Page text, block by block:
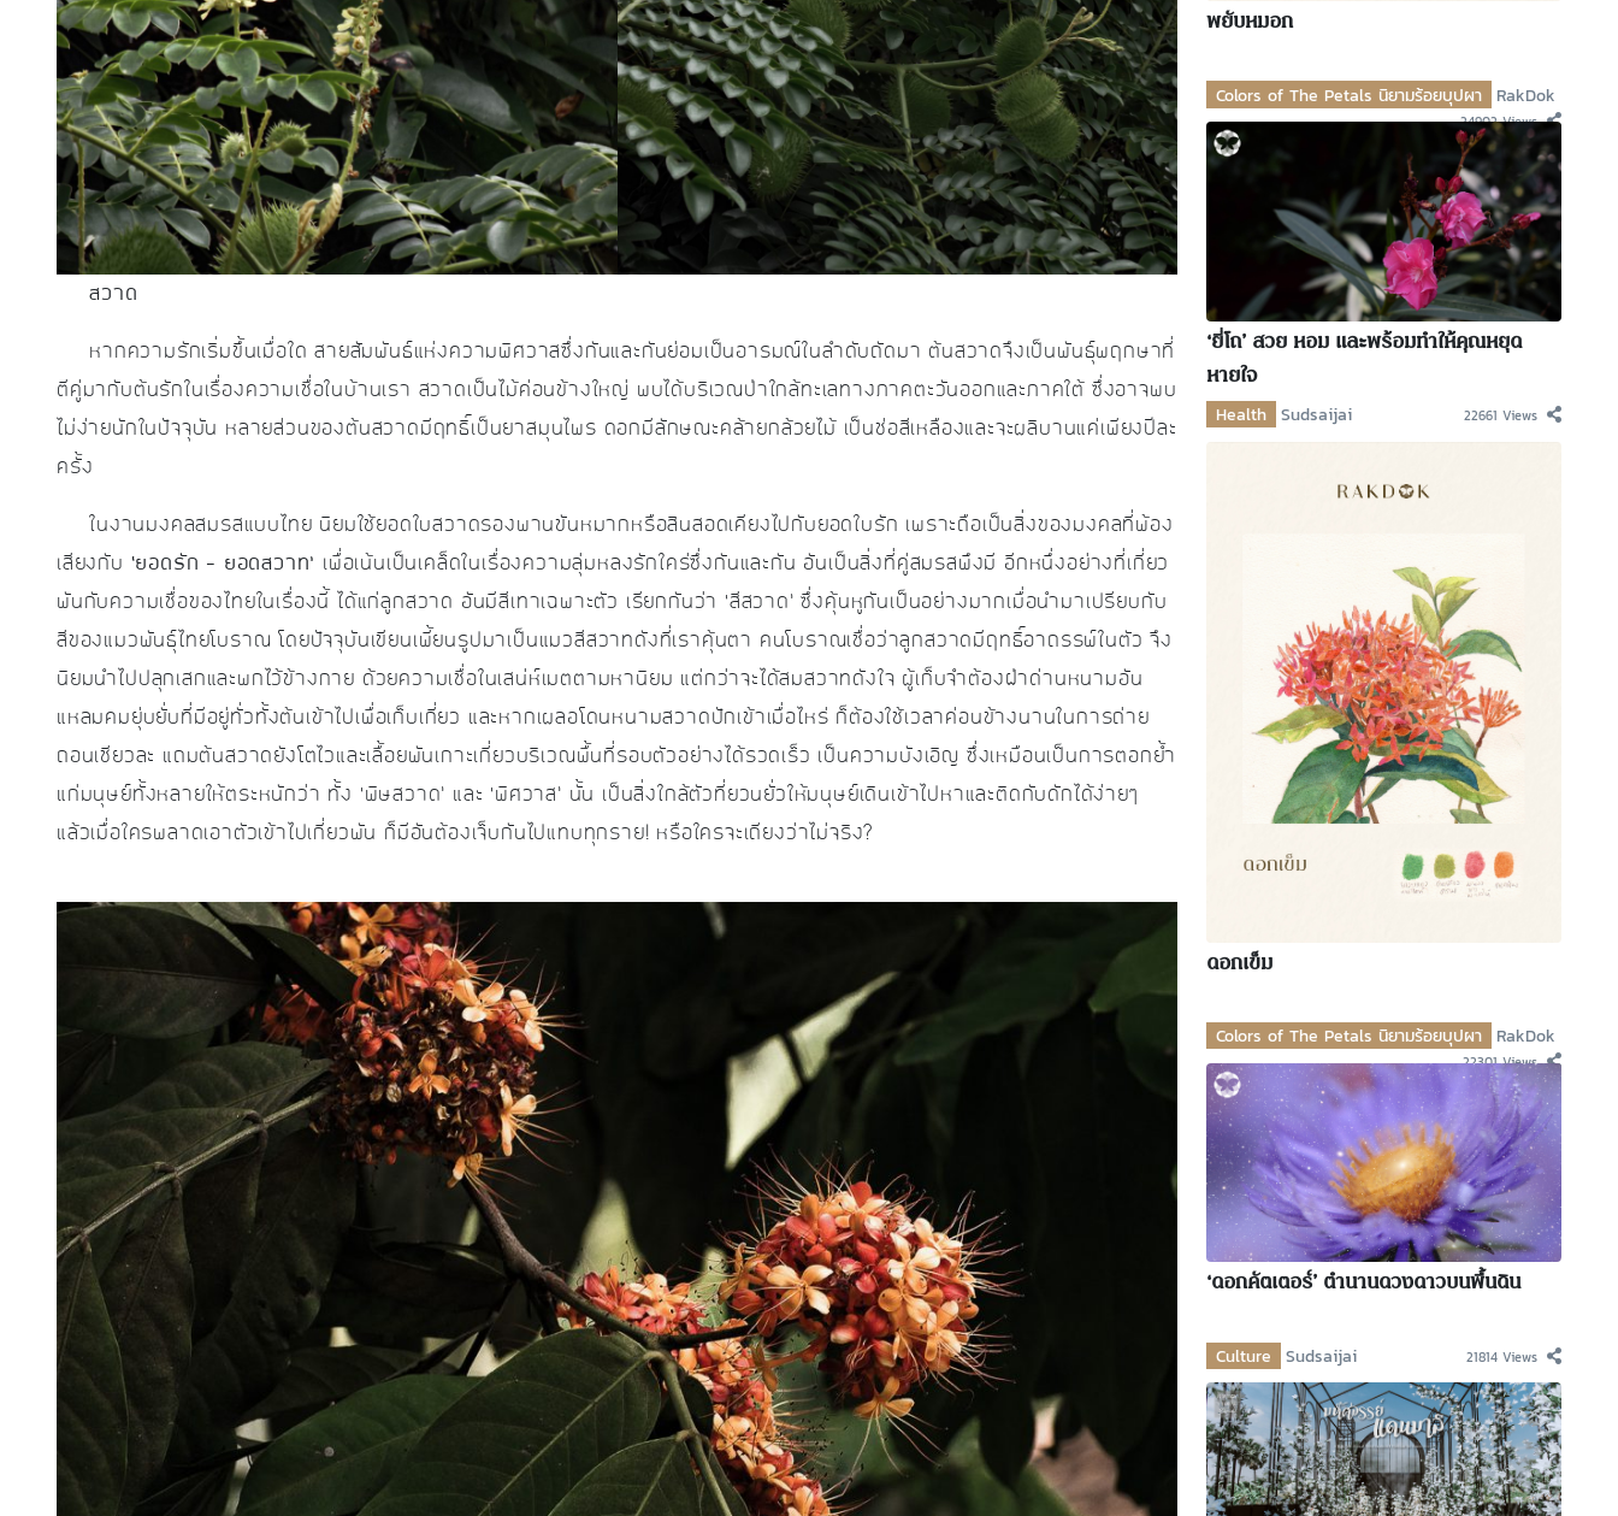
สวาด
หากความรักเริ่มขึ้นเมื่อใด สายสัมพันธ์แห่งความพิศวาสซึ่งกันและกันย่อมเป็นอารมณ์ในลำดับถัดมา ต้นสวาดจึงเป็นพันธุ์พฤกษาที่
ตีคู่มากับต้นรักในเรื่องความเชื่อในบ้านเรา สวาดเป็นไม้ค่อนข้างใหญ่ พบได้บริเวณป่าใกล้ทะเลทางภาคตะวันออกและภาคใต้ ซึ่งอาจพบ
ไม่ง่ายนักในปัจจุบัน หลายส่วนของต้นสวาดมีฤทธิ์เป็นยาสมุนไพร ดอกมีลักษณะคล้ายกล้วยไม้ เป็นช่อสีเหลืองและจะผลิบานแค่เพียงปีละ
ครั้ง
ในงานมงคลสมรสแบบไทย นิยมใช้ยอดใบสวาดรองพานขันหมากหรือสินสอดเคียงไปกับยอดใบรัก เพราะถือเป็นสิ่งของมงคลที่พ้อง
เสียงกับ ‘ยอดรัก – ยอดสวาท’ เพื่อเน้นเป็นเคล็ดในเรื่องความลุ่มหลงรักใคร่ซึ่งกันและกัน อันเป็นสิ่งที่คู่สมรสพึงมี อีกหนึ่งอย่างที่เกี่ยว
พันกับความเชื่อของไทยในเรื่องนี้ ได้แก่ลูกสวาด อันมีสีเทาเฉพาะตัว เรียกกันว่า ‘สีสวาด’ ซึ่งคุ้นหูกันเป็นอย่างมากเมื่อนำมาเปรียบกับ
สีของแมวพันธุ์ไทยโบราณ โดยปัจจุบันเขียนเพี้ยนรูปมาเป็นแมวสีสวาทดังที่เราคุ้นตา คนโบราณเชื่อว่าลูกสวาดมีฤทธิ์อาถรรพ์ในตัว จึง
นิยมนำไปปลุกเสกและพกไว้ข้างกาย ด้วยความเชื่อในเสน่ห์เมตตามหานิยม แต่กว่าจะได้สมสวาทดังใจ ผู้เก็บจำต้องฝ่าด่านหนามอัน
แหลมคมยุ่บยั่บที่มีอยู่ทั่วทั้งต้นเข้าไปเพื่อเก็บเกี่ยว และหากเผลอโดนหนามสวาดปักเข้าเมื่อไหร่ ก็ต้องใช้เวลาค่อนข้างนานในการถ่าย
ถอนเชียวละ แถมต้นสวาดยังโตไวและเลื้อยพันเกาะเกี่ยวบริเวณพื้นที่รอบตัวอย่างได้รวดเร็ว เป็นความบังเอิญ ซึ่งเหมือนเป็นการตอกย้ำ
แก่มนุษย์ทั้งหลายให้ตระหนักว่า ทั้ง ‘พิษสวาด’ และ ‘พิศวาส’ นั้น เป็นสิ่งใกล้ตัวที่ยวนยั่วให้มนุษย์เดินเข้าไปหาและติดกับดักได้ง่ายๆ
แล้วเมื่อใครพลาดเอาตัวเข้าไปเกี่ยวพัน ก็มีอันต้องเจ็บกันไปแทบทุกราย! หรือใครจะเถียงว่าไม่จริง?
พยับหมอก
Colors of The Petals นิยามร้อยบุปผา RakDok
24902 Views
‘ยี่โถ’ สวย หอม และพร้อมทำให้คุณหยุด
หายใจ
Health Sudsaijai 22661 Views
ดอกเข็ม
Colors of The Petals นิยามร้อยบุปผา RakDok
22301 Views
‘ดอกคัตเตอร์’ ตำนานดวงดาวบนพื้นดิน
Culture Sudsaijai 21814 Views